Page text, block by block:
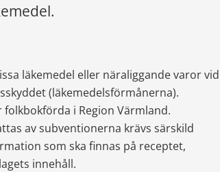
läkemedel eller näraliggande varor vid
(läkemedelsförmånerna).
i Region Värmland.
av subventionerna krävs särskild
som ska finnas på receptet,
innehåll.